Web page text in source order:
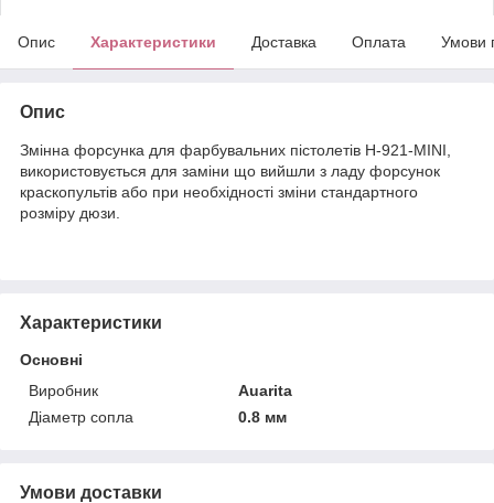
Опис Характеристики Доставка Оплата Умови
Опис
Змінна форсунка для фарбувальних пістолетів H-921-MINI,
використовується для заміни що вийшли з ладу форсунок
краскопультів або при необхідності зміни стандартного
розміру дюзи.
Характеристики
Основні
Виробник
Auarita
Діаметр сопла
0.8 мм
Умови доставки